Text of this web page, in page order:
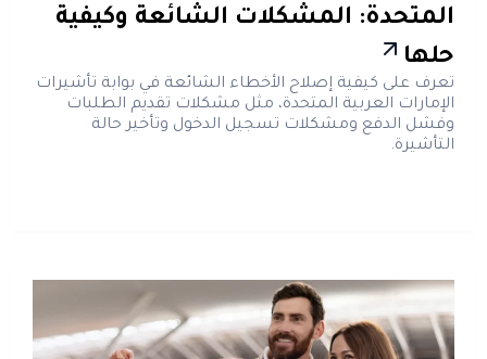
المتحدة: المشكلات الشائعة وكيفية
حلها
تعرف على كيفية إصلاح الأخطاء الشائعة في بوابة تأشيرات
الإمارات العربية المتحدة، مثل مشكلات تقديم الطلبات
وفشل الدفع ومشكلات تسجيل الدخول وتأخير حالة
التأشيرة.